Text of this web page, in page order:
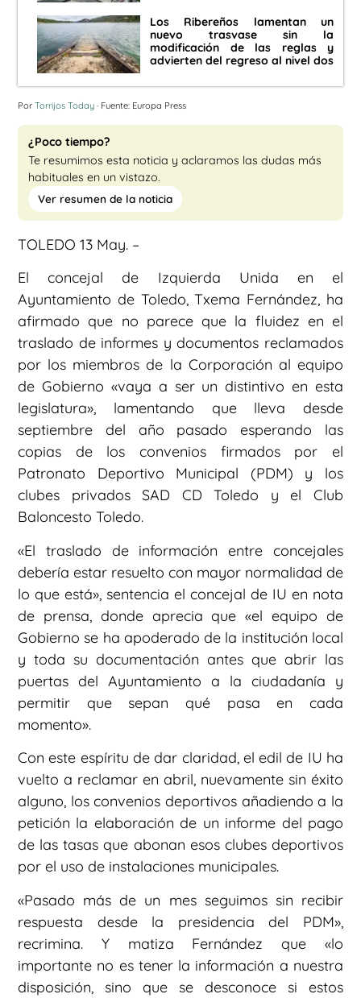
Los Ribereños lamentan un
nuevo trasvase sin la
modificación de las reglas y
advierten del regreso al nivel dos
Por Torrijos Today · Fuente: Europa Press
¿Poco tiempo?
Te resumimos esta noticia y aclaramos las dudas más
habituales en un vistazo.
Ver resumen de la noticia
TOLEDO 13 May. –
El concejal de Izquierda Unida en el
Ayuntamiento de Toledo, Txema Fernández, ha
afirmado que no parece que la fluidez en el
traslado de informes y documentos reclamados
por los miembros de la Corporación al equipo
de Gobierno «vaya a ser un distintivo en esta
legislatura», lamentando que lleva desde
septiembre del año pasado esperando las
copias de los convenios firmados por el
Patronato Deportivo Municipal (PDM) y los
clubes privados SAD CD Toledo y el Club
Baloncesto Toledo.
«El traslado de información entre concejales
debería estar resuelto con mayor normalidad de
lo que está», sentencia el concejal de IU en nota
de prensa, donde aprecia que «el equipo de
Gobierno se ha apoderado de la institución local
y toda su documentación antes que abrir las
puertas del Ayuntamiento a la ciudadanía y
permitir que sepan qué pasa en cada
momento».
Con este espíritu de dar claridad, el edil de IU ha
vuelto a reclamar en abril, nuevamente sin éxito
alguno, los convenios deportivos añadiendo a la
petición la elaboración de un informe del pago
de las tasas que abonan esos clubes deportivos
por el uso de instalaciones municipales.
«Pasado más de un mes seguimos sin recibir
respuesta desde la presidencia del PDM»,
recrimina. Y matiza Fernández que «lo
importante no es tener la información a nuestra
disposición, sino que se desconoce si estos